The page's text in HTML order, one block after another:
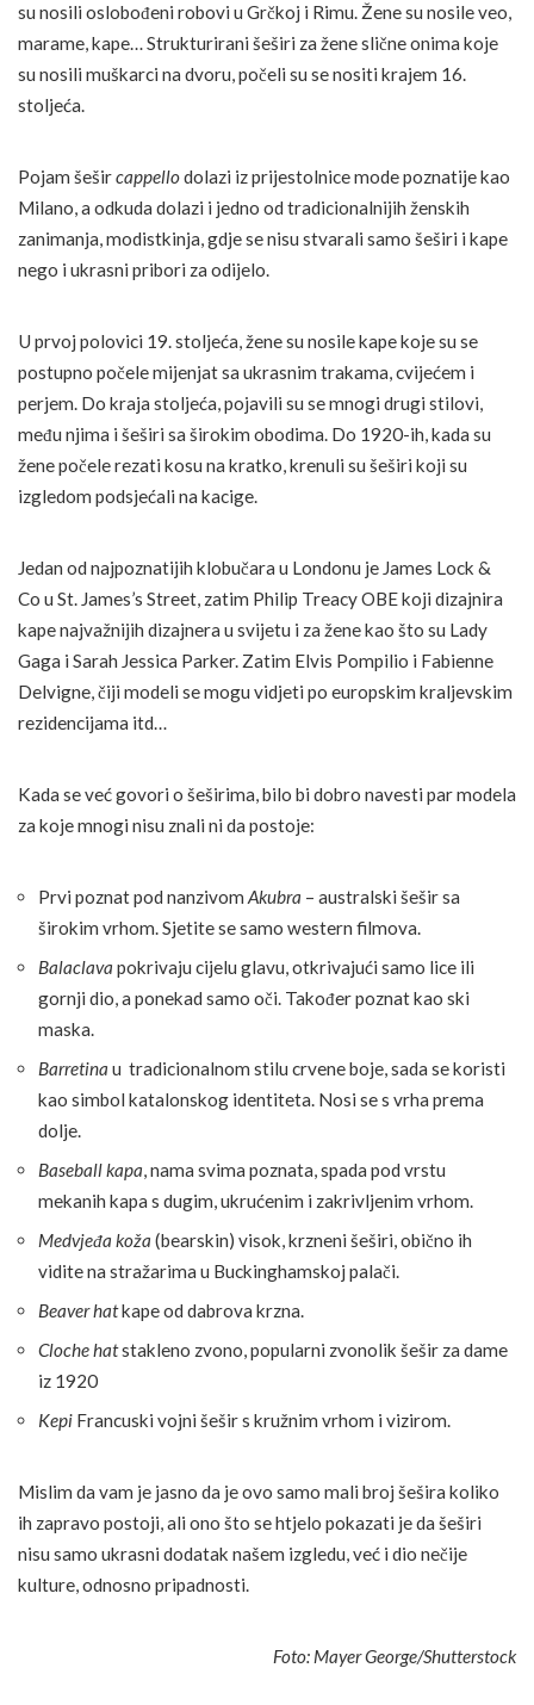
su nosili oslobođeni robovi u Grčkoj i Rimu. Žene su nosile veo,
marame, kape… Strukturirani šeširi za žene slične onima koje
su nosili muškarci na dvoru, počeli su se nositi krajem 16.
stoljeća.
Pojam šešircappellodolazi iz prijestolnice mode poznatije kao
Milano, a odkuda dolazi i jedno od tradicionalnijih ženskih
zanimanja, modistkinja, gdje se nisu stvarali samo šeširi i kape
nego i ukrasni pribori za odijelo.
U prvoj polovici 19. stoljeća, žene su nosile kape koje su se
postupno počele mijenjat sa ukrasnim trakama, cvijećem i
perjem. Do kraja stoljeća, pojavili su se mnogi drugi stilovi,
među njima i šeširi sa širokim obodima. Do 1920-ih, kada su
žene počele rezati kosu na kratko, krenuli su šeširi koji su
izgledom podsjećali na kacige.
Jedan od najpoznatijih klobučara u Londonu je James Lock &
Co u St. James’s Street, zatim Philip Treacy OBE koji dizajnira
kape najvažnijih dizajnera u svijetu i za žene kao što su Lady
Gaga i Sarah Jessica Parker. Zatim Elvis Pompilio i Fabienne
Delvigne, čiji modeli se mogu vidjeti po europskim kraljevskim
rezidencijama itd…
Kada se već govori o šeširima, bilo bi dobro navesti par modela
za koje mnogi nisu znali ni da postoje:
Prvi poznat pod nanzivom Akubra – australski šešir sa
širokim vrhom. Sjetite se samo western filmova.
Balaclava pokrivaju cijelu glavu, otkrivajući samo lice ili
gornji dio, a ponekad samo oči. Također poznat kao ski
maska.
Barretina u tradicionalnom stilu crvene boje, sada se koristi
kao simbol katalonskog identiteta. Nosi se s vrha prema
dolje.
Baseball kapa, nama svima poznata, spada pod vrstu
mekanih kapa s dugim, ukrućenim i zakrivljenim vrhom.
Medvjeđa koža (bearskin) visok, krzneni šeširi, obično ih
vidite na stražarima u Buckinghamskoj palači.
Beaver hatkape od dabrova krzna.
Cloche hatstakleno zvono, popularni zvonolik šešir za dame
iz 1920
Kepi Francuski vojni šešir s kružnim vrhom i vizirom.
Mislim da vam je jasno da je ovo samo mali broj šešira koliko
ih zapravo postoji, ali ono što se htjelo pokazati je da šeširi
nisu samo ukrasni dodatak našem izgledu, već i dio nečije
kulture, odnosno pripadnosti.
Foto: Mayer George/Shutterstock